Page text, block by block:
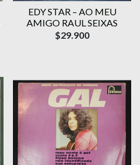
EDY STAR – AO MEU
AMIGO RAUL SEIXAS
$29.900